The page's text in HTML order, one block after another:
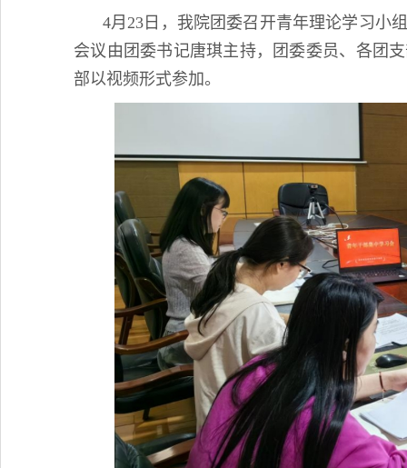
4月23日，我院团委召开青年理论学习小
会议由团委书记唐琪主持，团委委员、各团
部以视频形式参加。